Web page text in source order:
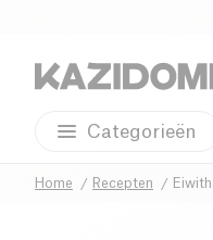
Categorieën
Home Recepten